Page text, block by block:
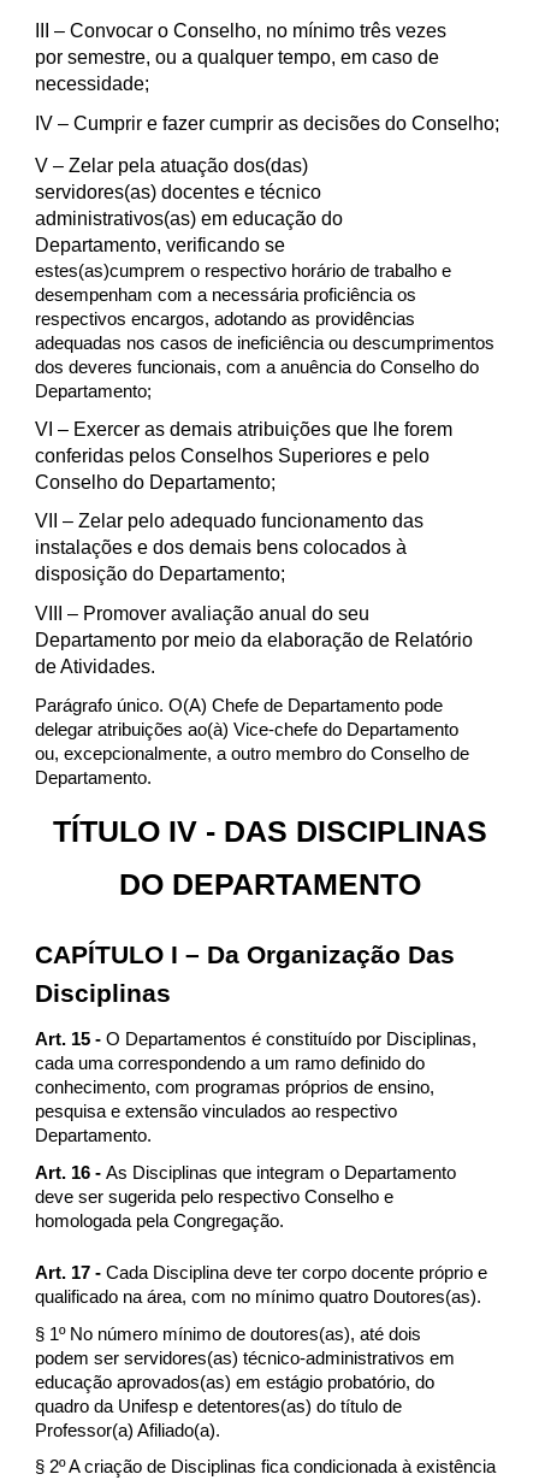
– Convocar o Conselho, no mínimo três vezes
por semestre, ou a qualquer tempo, em caso de
necessidade;
IV – Cumprir e fazer cumprir as decisões do Conselho;
V – Zelar pela atuação dos(das)
servidores(as) docentes e técnico
administrativos(as) em educação do
Departamento, verificando se
estes(as)cumprem o respectivo horário de trabalho e
desempenham com a necessária proficiência os
respectivos encargos, adotando as providências
adequadas nos casos de ineficiência ou descumprimentos
dos deveres funcionais, com a anuência do Conselho do
Departamento;
VI – Exercer as demais atribuições que lhe forem
conferidas pelos Conselhos Superiores e pelo
Conselho do Departamento;
VII
– Zelar pelo adequado funcionamento das
instalações e dos demais bens colocados à
disposição do Departamento;
VIII
– Promover avaliação anual do seu
Departamento por meio da elaboração de Relatório
de Atividades.
Parágrafo único. O(A) Chefe de Departamento pode
delegar atribuições ao(à) Vice-chefe do Departamento
ou, excepcionalmente, a outro membro do Conselho de
Departamento.
TÍTULO IV - DAS DISCIPLINAS
DO DEPARTAMENTO
CAPÍTULO I – Da Organização Das
Disciplinas
Art. 15 -O Departamentos é constituído por Disciplinas,
cada uma correspondendo a um ramo definido do
conhecimento, com programas próprios de ensino,
pesquisa e extensão vinculados ao respectivo
Departamento.
Art. 16 -As Disciplinas que integram o Departamento
deve ser sugerida pelo respectivo Conselho e
homologada pela Congregação.
Art. 17 -Cada Disciplina deve ter corpo docente próprio e
qualificado na área, com no mínimo quatro Doutores(as).
§ 1º No número mínimo de doutores(as), até dois
podem ser servidores(as) técnico-administrativos em
educação aprovados(as) em estágio probatório, do
quadro da Unifesp e detentores(as) do título de
Professor(a) Afiliado(a).
§ 2º A criação de Disciplinas fica condicionada à existência